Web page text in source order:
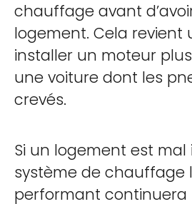
chauffage avant
logement. Cela revient
installer un moteur
une voiture dont les
crevés.
Si un logement est mal
système de chauffage
performant continuera